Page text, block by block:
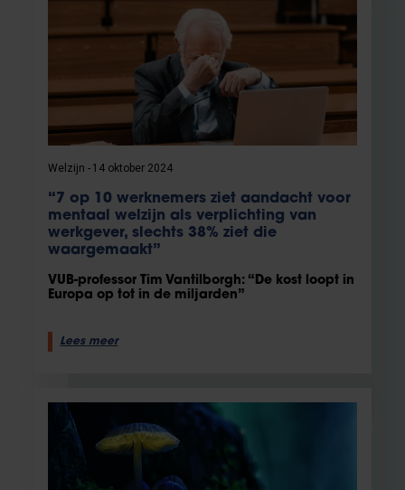
Welzijn 14 oktober 2024
“7 op 10 werknemers ziet aandacht voor
mentaal welzijn als verplichting van
werkgever, slechts 38% ziet die
waargemaakt”
VUB-professor Tim Vantilborgh: “De kost loopt in
Europa op tot in de miljarden”
Lees meer